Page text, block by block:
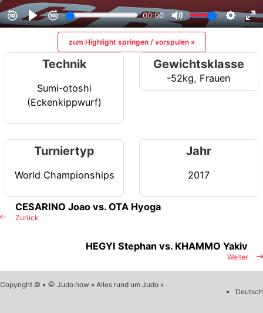
zum Highlight springen / vorspulen »
Technik
Sumi-otoshi
(Eckenkippwurf)
Gewichtsklasse
-52kg, Frauen
Turniertyp
World Championships
Jahr
2017
Zurück
CESARINO Joao vs. OTA Hyoga
Weiter
HEGYI Stephan vs. KHAMMO Yakiv
Copyright © • 🥋 Judo.how » Alles rund um Judo «
Deutsch